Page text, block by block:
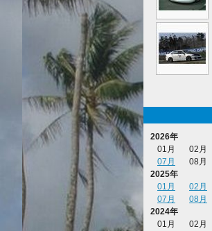
2026年
01月
02月
07月
08月
2025年
01月
02月
07月
08月
2024年
01月
02月